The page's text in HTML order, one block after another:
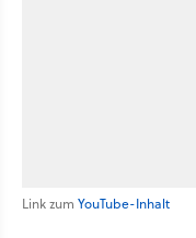
Link zum YouTube-Inhalt